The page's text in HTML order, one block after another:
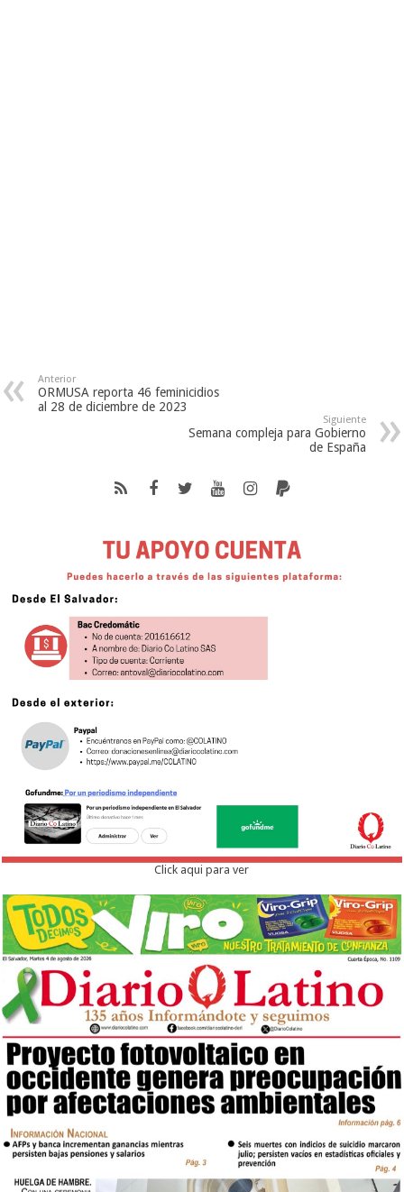
Anterior
ORMUSA reporta 46 feminicidios
al 28 de diciembre de 2023
Siguiente
Semana compleja para Gobierno
de España
Click aqui para ver